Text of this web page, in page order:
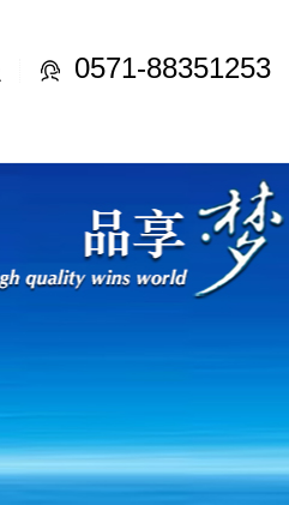
0571-88351253